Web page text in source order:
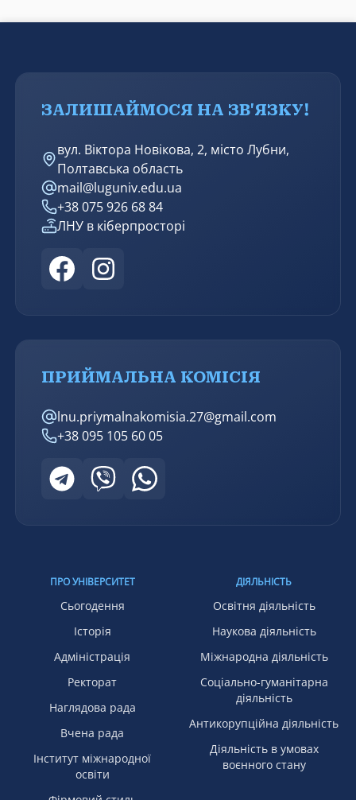
ЗАЛИШАЙМОСЯ НА ЗВ'ЯЗКУ!
вул. Віктора Новікова, 2, місто Лубни,
Полтавська область
mail@luguniv.edu.ua
+38 075 926 68 84
ЛНУ в кіберпросторі
ПРИЙМАЛЬНА КОМІСІЯ
lnu.priymalnakomisia.27@gmail.com
+38 095 105 60 05
ПРО УНІВЕРСИТЕТ
Сьогодення
Історія
Адміністрація
Ректорат
Наглядова рада
Вчена рада
Інститут міжнародної
освіти
ДІЯЛЬНІСТЬ
Освітня діяльність
Наукова діяльність
Міжнародна діяльність
Соціально-гуманітарна
діяльність
Антикорупційна діяльність
Діяльність в умовах
воєнного стану